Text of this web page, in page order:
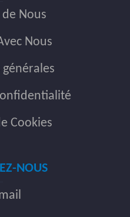
Nous
Nous
Cookies
NOUS